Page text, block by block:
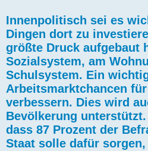
Innenpolitisch sei es
Dingen dort zu
größte Druck aufgebaut
Sozialsystem, am
Schulsystem. Ein
Arbeitsmarktchancen
verbessern. Dies wird
Bevölkerung
dass 87 Prozent der
Staat solle dafür